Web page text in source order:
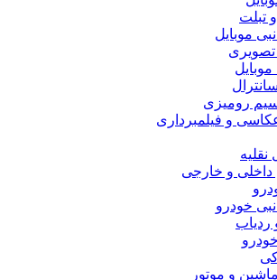
تبلت
موبایل
رومیزی
و فیلمبرداری
و خارجی
خودرو
ردیاب
و موتور